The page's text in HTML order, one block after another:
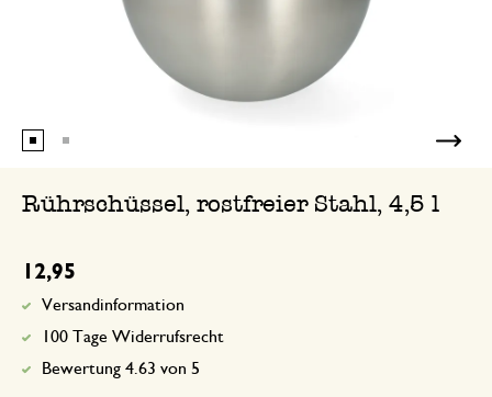
Rührschüssel, rostfreier Stahl, 4,5 l
12,95
Versandinformation
100 Tage Widerrufsrecht
Bewertung 4.63 von 5